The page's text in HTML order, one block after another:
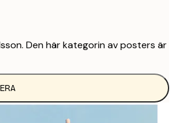
Den här kategorin av posters är